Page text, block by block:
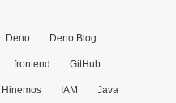
Deno Deno Blog
frontend GitHub
Hinemos IAM Java